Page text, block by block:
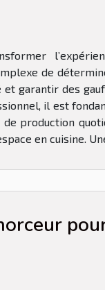
de
garantir des
il est
production
en cuisine.